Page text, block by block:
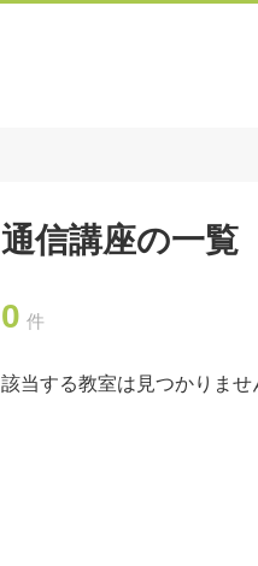
通信講座の一覧
0 件
該当する教室は見つかりませ